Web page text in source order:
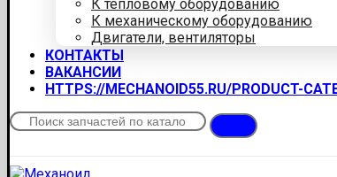
К тепловому оборудованию
К механическому оборудованию
Двигатели, вентиляторы
КОНТАКТЫ
ВАКАНСИИ
HTTPS://MECHANOID55.RU/PRODUCT-